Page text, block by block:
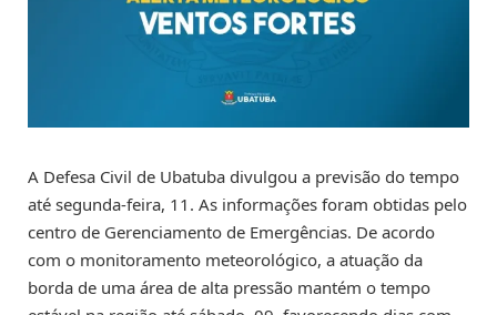
A Defesa Civil de Ubatuba divulgou a previsão do tempo
até segunda-feira, 11. As informações foram obtidas pelo
centro de Gerenciamento de Emergências. De acordo
com o monitoramento meteorológico, a atuação da
borda de uma área de alta pressão mantém o tempo